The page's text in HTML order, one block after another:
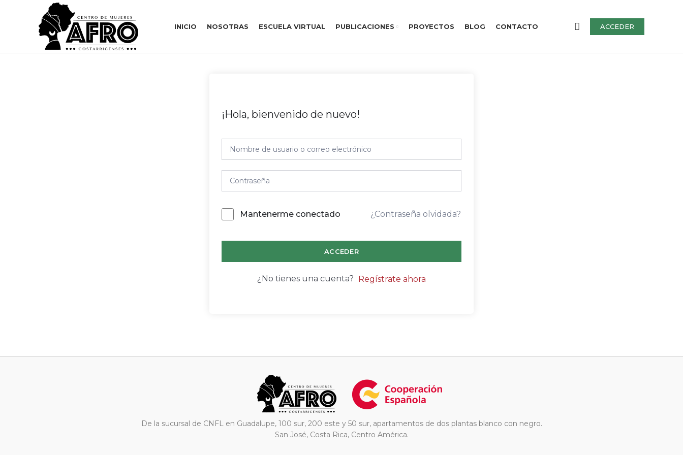
INICIO NOSOTRAS ESCUELA VIRTUAL PUBLICACIONES PROYECTOS BLOG CONTACTO ACCEDER
¡Hola, bienvenido de nuevo!
Mantenerme conectado ¿Contraseña olvidada?
ACCEDER
¿No tienes una cuenta? Regístrate ahora
De la sucursal de CNFL en Guadalupe, 100 sur, 200 este y 50 sur, apartamentos de dos plantas blanco con negro.
San José, Costa Rica, Centro América.